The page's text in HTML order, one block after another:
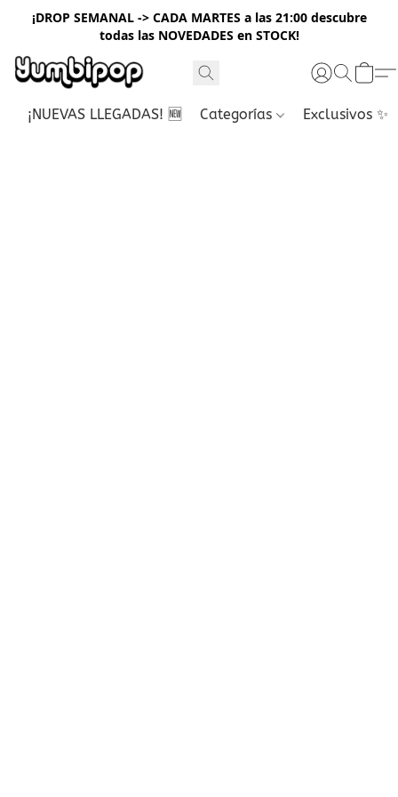
¡DROP SEMANAL -> CADA MARTES a las 21:00 descubre
todas las NOVEDADES en STOCK!
¡NUEVAS LLEGADAS! 🆕 Categorías Exclusivos ✨